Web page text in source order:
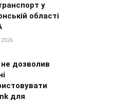
у
області
дозволив
для